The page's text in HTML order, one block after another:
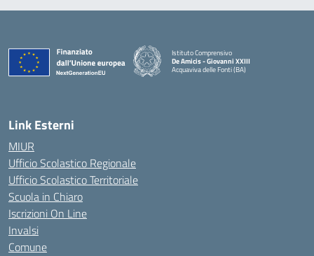
Istituto Comprensivo
De Amicis - Giovanni XXIII
Acquaviva delle Fonti (BA)
— Visita la pagina iniziale della scuola
Link Esterni
MIUR
Ufficio Scolastico Regionale
Ufficio Scolastico Territoriale
Scuola in Chiaro
Iscrizioni On Line
Invalsi
Comune